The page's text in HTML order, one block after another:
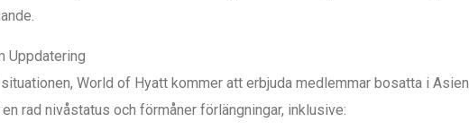
Uppdatering
World of Hyatt kommer att erbjuda medlemmar bosatta i Asien
rad nivåstatus och förmåner förlängningar, inklusive: